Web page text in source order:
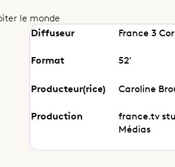
le monde
Diffuseur France 3
Format 52'
Producteur(rice) Caroline
Production
france.tv
Médias